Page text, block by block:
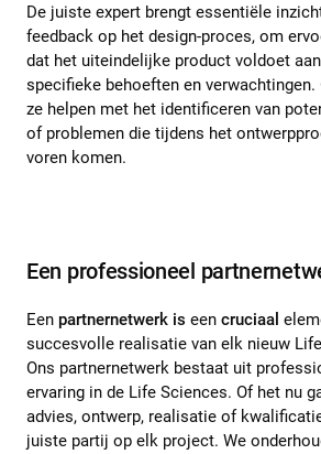
De juiste expert brengt essentiële
feedback op het design-proces, om
dat het uiteindelijke product voldoet
specifieke behoeften en verwachtingen.
ze helpen met het identificeren van
of problemen die tijdens het
voren komen.
Een professioneel
Een partnernetwerk is een cruciaal
succesvolle realisatie van elk nieuw
Ons partnernetwerk bestaat uit
ervaring in de Life Sciences. Of het nu
advies, ontwerp, realisatie of
juiste partij op elk project. We